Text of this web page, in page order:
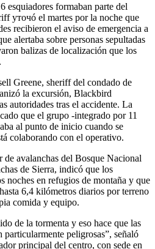
esquiadores formaban parte del
уточó el martes por la noche que
recibieron el aviso de emergencia a
alertaba sobre personas sepultadas
balizas de localización que los
Greene, sheriff del condado de
la excursión, Blackbird
autoridades tras el accidente. La
que el grupo -integrado por 11
al punto de inicio cuando se
colaborando con el operativo.
de avalanchas del Bosque Nacional
de Sierra, indicó que los
noches en refugios de montaña y que
6,4 kilómetros diarios por terreno
comida y equipo.
de la tormenta y eso hace que las
peligrosas”, señaló
principal del centro, con sede en